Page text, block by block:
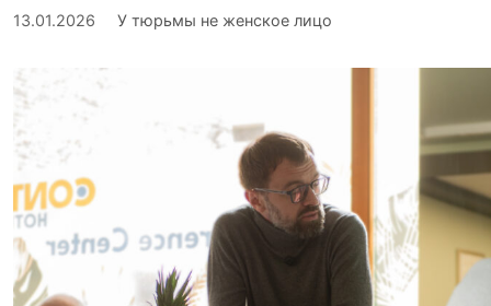
13.01.2026 У тюрьмы не женское лицо